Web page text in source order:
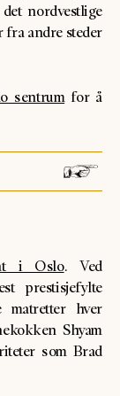
nordvestlige
andre steder
sentrumfor å
i Oslo. Ved
prestisjefylte
hver
Shyam
som Brad